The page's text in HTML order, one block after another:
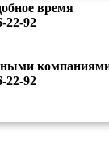
время
22-92
22-92